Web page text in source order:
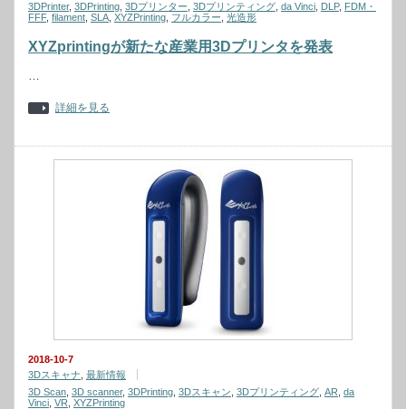
3DPrinter, 3DPrinting 3Dプリンター 3Dプリンティング da Vinci DLP, FDM・
FFF, filament SLA XYZPrinting フルカラー 光造形
XYZprintingが新たな産業用3Dプリンタを発表
…
詳細を見る
2018-10-7
3Dスキャナ 最新情報
3D Scan 3D scanner, 3DPrinting 3Dスキャン 3Dプリンティング AR da
Vinci VR XYZPrinting